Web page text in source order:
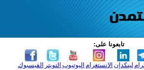
تابعونا على:
الفيسبوك التويتر اليوتيوب الانستغرام لينكدإن